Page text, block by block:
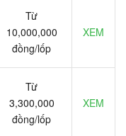
Từ
10,000,000
đồng/lốp
XEM
Từ
3,300,000
đồng/lốp
XEM